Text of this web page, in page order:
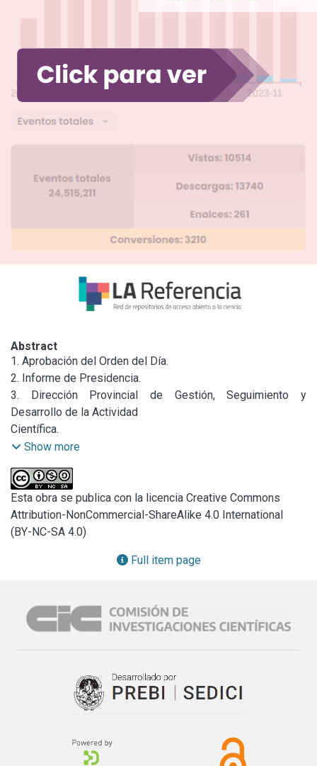
Abstract
1. Aprobación del Orden del Día.
2. Informe de Presidencia.
3. Dirección Provincial de Gestión, Seguimiento y
Desarrollo de la Actividad
Científica.
4. Dirección Provincial de Vinculación y Transferencia.
Show more
Esta obra se publica con la licencia Creative Commons
Attribution-NonCommercial-ShareAlike 4.0 International
(BY-NC-SA 4.0)
Full item page